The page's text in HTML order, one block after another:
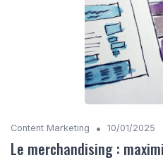
Content Marketing • 10/01/2025
Le merchandising :